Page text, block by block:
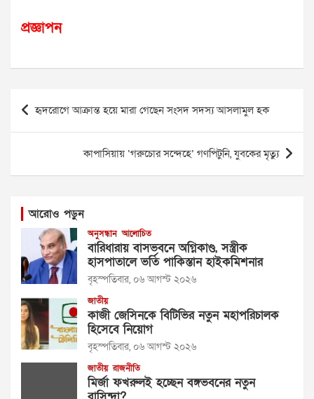
প্রজ্ঞাপন
Post
navigation
হৃদরোগে আক্রান্ত হয়ে মারা গেছেন সংসদ সদস্য আসলামুল হক
কাপাসিয়ায় ‘গরুচোর সন্দেহে’ গণপিটুনি, যুবকের মৃত্যু
আরোও পড়ুন
অনুসন্ধান আলোচিত
বারিধারায় বাসভবনে অগ্নিকাণ্ড, সস্ত্রীক
হাসপাতালে ভর্তি পাকিস্তান হাইকমিশনার
বৃহস্পতিবার, ০৬ আগস্ট ২০২৬
জাতীয়
কাজী জেসিনকে বিটিভির নতুন মহাপরিচালক
হিসেবে নিয়োগ
বৃহস্পতিবার, ০৬ আগস্ট ২০২৬
জাতীয় রাজনীতি
মির্জা ফখরুলই হচ্ছেন বঙ্গভবনের নতুন